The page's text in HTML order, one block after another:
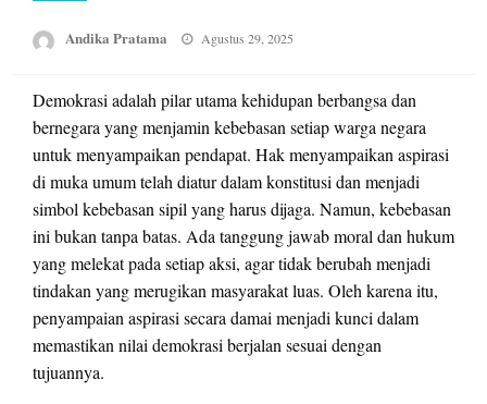
Andika Pratama
Posted
Agustus 29, 2025
Demokrasi adalah pilar utama kehidupan berbangsa dan
bernegara yang menjamin kebebasan setiap warga negara
untuk menyampaikan pendapat. Hak menyampaikan aspirasi
di muka umum telah diatur dalam konstitusi dan menjadi
simbol kebebasan sipil yang harus dijaga. Namun, kebebasan
ini bukan tanpa batas. Ada tanggung jawab moral dan hukum
yang melekat pada setiap aksi, agar tidak berubah menjadi
tindakan yang merugikan masyarakat luas. Oleh karena itu,
penyampaian aspirasi secara damai menjadi kunci dalam
memastikan nilai demokrasi berjalan sesuai dengan
tujuannya.